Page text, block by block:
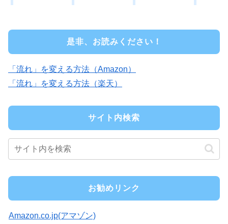
是非、お読みください！
「流れ」を変える方法（Amazon）
「流れ」を変える方法（楽天）
サイト内検索
お勧めリンク
Amazon.co.jp(アマゾン)